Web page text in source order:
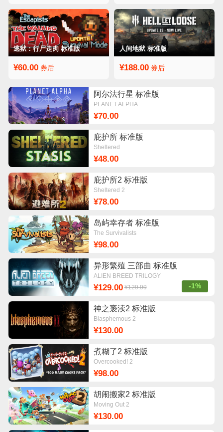
逃狱：行尸走肉 标准版
¥60.00券后
人间地狱 标准版
¥188.00券后
阿尔法行星 标准版
PLANET ALPHA
¥70.00
庇护所 标准版
Sheltered
¥48.00
庇护所2 标准版
Sheltered 2
¥78.00
岛屿幸存者 标准版
The Survivalists
¥98.00
异形繁殖 三部曲 标准版
ALIEN BREED TRILOGY
¥129.00 ¥129.99 -1%
神之亵渎2 标准版
Blasphemous 2
¥130.00
煮糊了2 标准版
Overcooked! 2
¥98.00
胡闹搬家2 标准版
Moving Out 2
¥130.00